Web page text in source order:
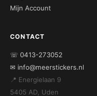
Mijn Account
CONTACT
☏ 0413-273052
✉ info@meerstickers.nl
📍 Energielaan 9
5405 AD, Uden